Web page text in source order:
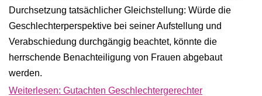
Durchsetzung tatsächlicher Gleichstellung: Würde die
Geschlechterperspektive bei seiner Aufstellung und
Verabschiedung durchgängig beachtet, könnte die
herrschende Benachteiligung von Frauen abgebaut
werden.
Weiterlesen: Gutachten Geschlechtergerechter